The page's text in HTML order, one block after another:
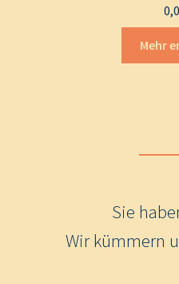
Mehr
Sie
Wir kümmern